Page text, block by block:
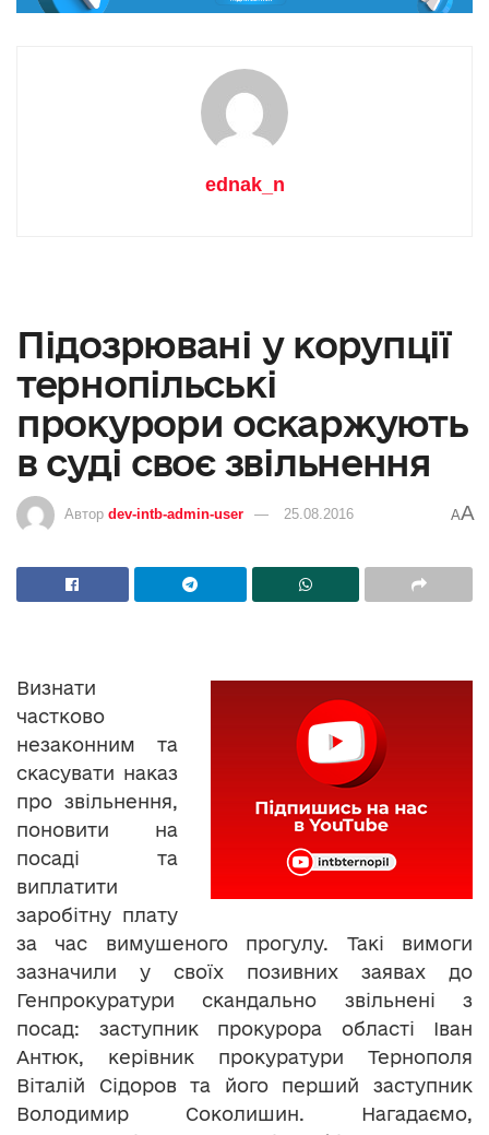
ednak_n
Підозрювані у корупції
тернопільські
прокурори оскаржують
в суді своє звільнення
Автор dev-intb-admin-user 25.08.2016 AA
Визнати
частково
незаконним та
скасувати наказ
про звільнення,
поновити на
посаді та
виплатити
заробітну плату
за час вимушеного прогулу. Такі вимоги
зазначили у своїх позивних заявах до
Генпрокуратури скандально звільнені з
посад: заступник прокурора області Іван
Антюк, керівник прокуратури Тернополя
Віталій Сідоров та його перший заступник
Володимир Соколишин. Нагадаємо,